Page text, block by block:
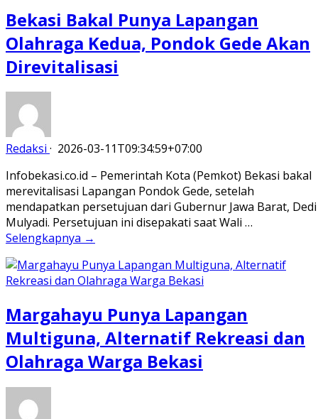
Bekasi Bakal Punya Lapangan
Olahraga Kedua, Pondok Gede Akan
Direvitalisasi
Redaksi · 2026-03-11T09:34:59+07:00
Infobekasi.co.id – Pemerintah Kota (Pemkot) Bekasi bakal
merevitalisasi Lapangan Pondok Gede, setelah
mendapatkan persetujuan dari Gubernur Jawa Barat, Dedi
Mulyadi. Persetujuan ini disepakati saat Wali …
Selengkapnya →
Margahayu Punya Lapangan
Multiguna, Alternatif Rekreasi dan
Olahraga Warga Bekasi